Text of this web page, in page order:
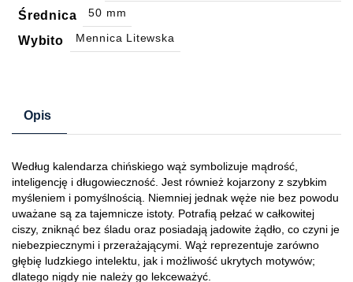
Średnica 50 mm
Wybito Mennica Litewska
Opis
Według kalendarza chińskiego wąż symbolizuje mądrość,
inteligencję i długowieczność. Jest również kojarzony z szybkim
myśleniem i pomyślnością. Niemniej jednak węże nie bez powodu
uważane są za tajemnicze istoty. Potrafią pełzać w całkowitej
ciszy, zniknąć bez śladu oraz posiadają jadowite żądło, co czyni je
niebezpiecznymi i przerażającymi. Wąż reprezentuje zarówno
głębię ludzkiego intelektu, jak i możliwość ukrytych motywów;
dlatego nigdy nie należy go lekceważyć.